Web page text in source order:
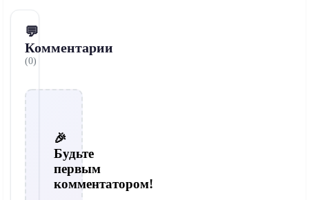
💬
Комментарии
(0)
🎉
Будьте
первым
комментатором!